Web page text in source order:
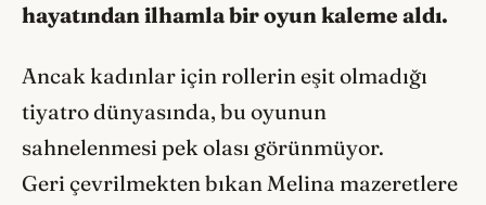
hayatından ilhamla bir oyun kaleme aldı.
Ancak kadınlar için rollerin eşit olmadığı
tiyatro dünyasında, bu oyunun
sahnelenmesi pek olası görünmüyor.
Geri çevrilmekten bıkan Melina mazeretlere